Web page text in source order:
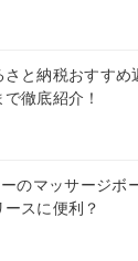
さと納税おすすめ
徹底紹介！
のマッサージボ
スに便利？